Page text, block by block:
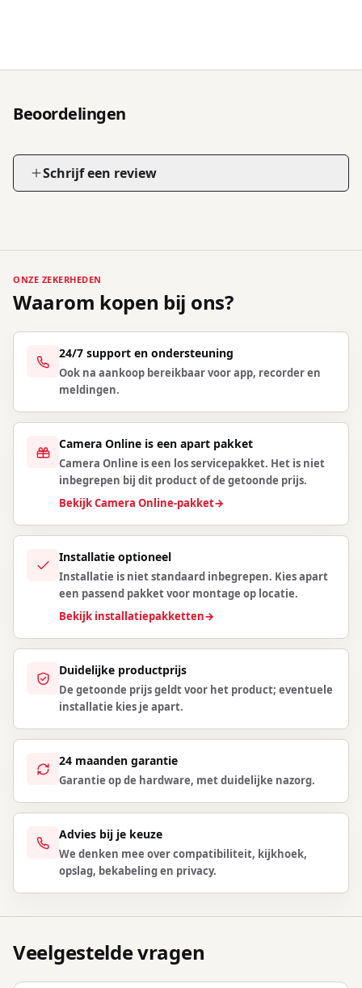
Beoordelingen
Schrijf een review
ONZE ZEKERHEDEN
Waarom kopen bij ons?
24/7 support en ondersteuning
Ook na aankoop bereikbaar voor app, recorder en
meldingen.
Camera Online is een apart pakket
Camera Online is een los servicepakket. Het is niet
inbegrepen bij dit product of de getoonde prijs.
Bekijk Camera Online-pakket→
Installatie optioneel
Installatie is niet standaard inbegrepen. Kies apart
een passend pakket voor montage op locatie.
Bekijk installatiepakketten→
Duidelijke productprijs
De getoonde prijs geldt voor het product; eventuele
installatie kies je apart.
24 maanden garantie
Garantie op de hardware, met duidelijke nazorg.
Advies bij je keuze
We denken mee over compatibiliteit, kijkhoek,
opslag, bekabeling en privacy.
Veelgestelde vragen